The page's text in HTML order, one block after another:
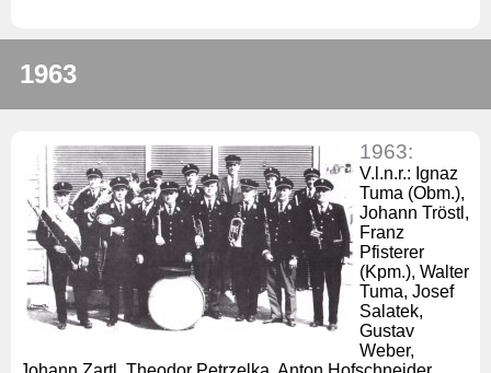
1963
1963:
V.l.n.r.: Ignaz
Tuma (Obm.),
Johann Tröstl,
Franz
Pfisterer
(Kpm.), Walter
Tuma, Josef
Salatek,
Gustav
Weber,